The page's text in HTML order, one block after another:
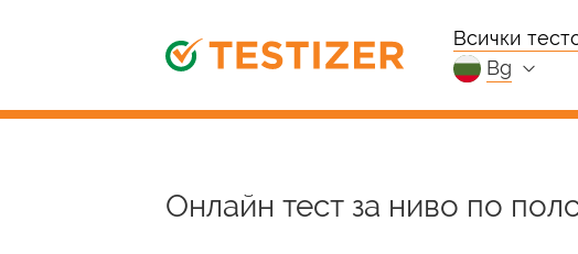
Всички
bg
Онлайн тест за ниво по